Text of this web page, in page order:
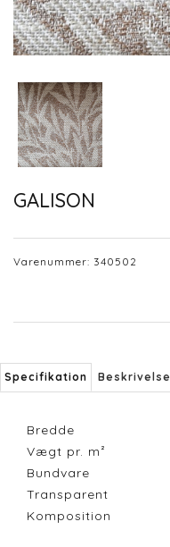
GALISON
Varenummer: 340502
Specifikation Beskrivelse
Bredde
Vægt pr. m²
Bundvare
Transparent
Komposition